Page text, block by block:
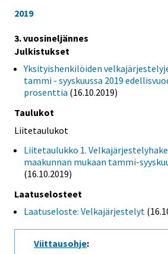
2019
3. vuosineljännes
Julkistukset
Yksityishenkilöiden
tammi - syyskuussa 2019
prosenttia (16.10.2019)
Taulukot
Liitetaulukot
Liitetaulukko 1.
maakunnan mukaan tammi-
(16.10.2019)
Laatuselosteet
Laatuseloste: Velkajärjestelyt
Viittausohje: